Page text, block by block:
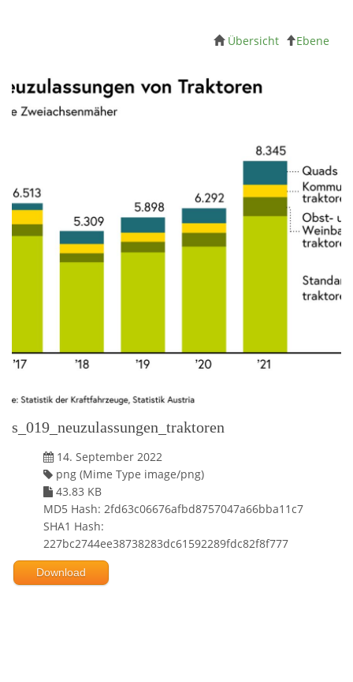
Übersicht Ebene
s_019_neuzulassungen_traktoren
14. September 2022
png (Mime Type image/png)
43.83 KB
MD5 Hash: 2fd63c06676afbd8757047a66bba11c7
SHA1 Hash:
227bc2744ee38738283dc61592289fdc82f8f777
Download